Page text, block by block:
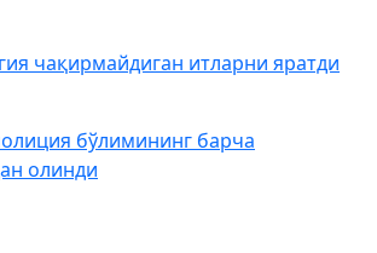
чақирмайдиган итларни яратди
бўлимининг барча
олинди